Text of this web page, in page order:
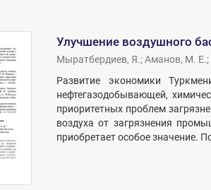
Улучшение воздушного
Мыратбердиев, Я.;Aманов, M. E.;
Развитие экономики
нефтегазодобывающей,
приоритетных проблем
воздуха от загрязнения
приобретает особое значение.